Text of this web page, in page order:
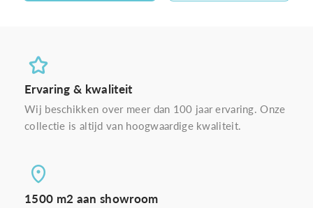
Ervaring & kwaliteit
Wij beschikken over meer dan 100 jaar ervaring. Onze
collectie is altijd van hoogwaardige kwaliteit.
1500 m2 aan showroom